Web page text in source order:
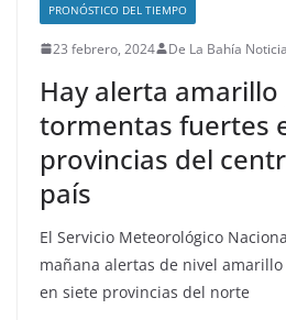
PRONÓSTICO DEL TIEMPO
23 febrero, 2024 De La Bahía
Hay alerta
tormentas fuertes
provincias del
país
El Servicio Meteorológico
mañana alertas de nivel
en siete provincias del norte